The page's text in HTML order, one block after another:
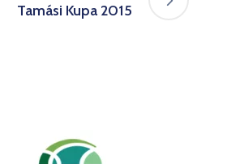
Tamási Kupa 2015